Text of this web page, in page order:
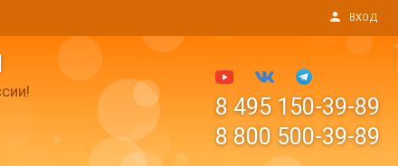
ВХОД
8 495 150-39-89
8 800 500-39-89